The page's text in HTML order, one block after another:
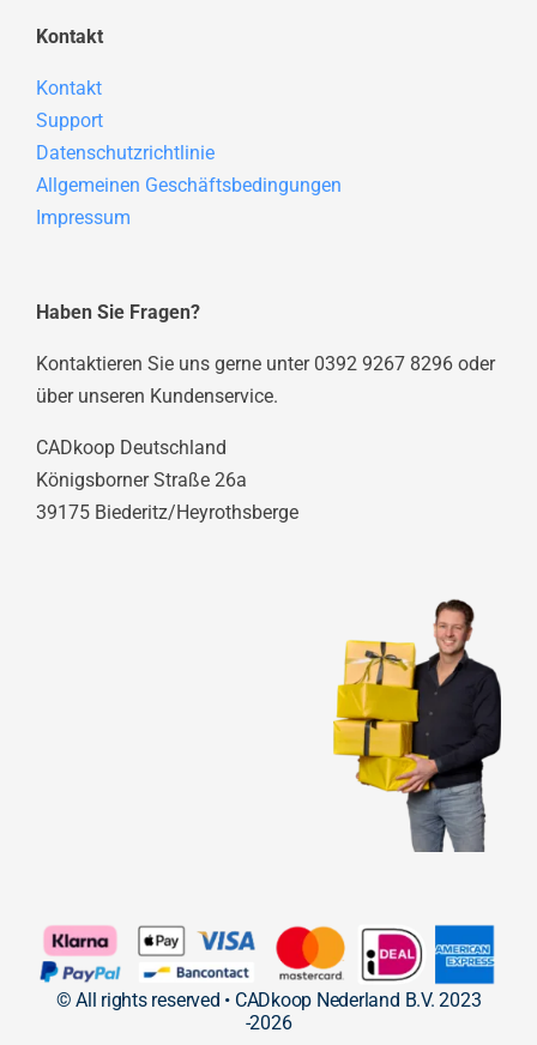
Kontakt
Kontakt
Support
Datenschutzrichtlinie
Allgemeinen Geschäftsbedingungen
Impressum
Haben Sie Fragen?
Kontaktieren Sie uns gerne unter 0392 9267 8296 oder
über unseren Kundenservice.
CADkoop Deutschland
Königsborner Straße 26a
39175 Biederitz/Heyrothsberge
© All rights reserved • CADkoop Nederland B.V. 2023
-2026